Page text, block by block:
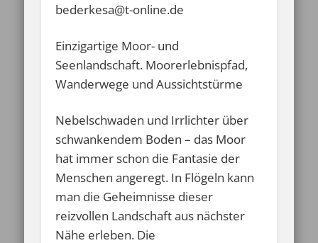
bederkesa@t-online.de
Einzigartige Moor- und
Seenlandschaft. Moorerlebnispfad,
Wanderwege und Aussichtstürme
Nebelschwaden und Irrlichter über
schwankendem Boden – das Moor
hat immer schon die Fantasie der
Menschen angeregt. In Flögeln kann
man die Geheimnisse dieser
reizvollen Landschaft aus nächster
Nähe erleben. Die